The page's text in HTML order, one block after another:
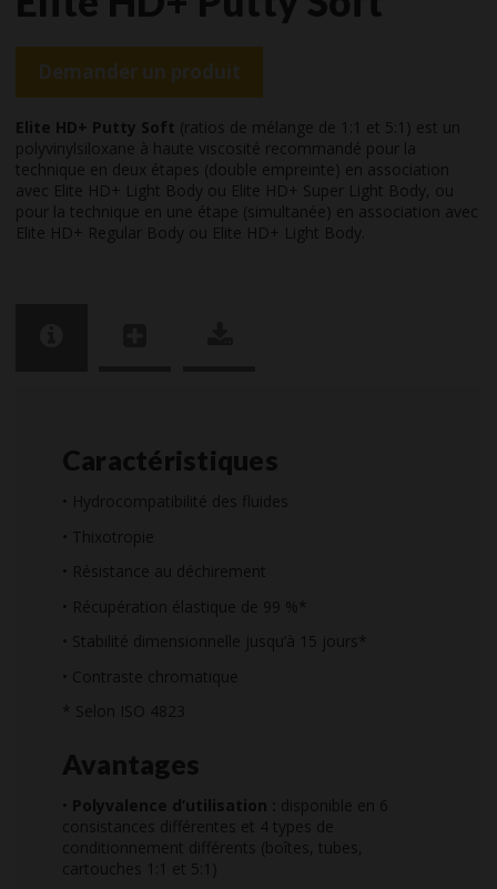
Demander un produit
Elite HD+ Putty Soft (ratios de mélange de 1:1 et 5:1) est un
polyvinylsiloxane à haute viscosité recommandé pour la
technique en deux étapes (double empreinte) en association
avec Elite HD+ Light Body ou Elite HD+ Super Light Body, ou
pour la technique en une étape (simultanée) en association avec
Elite HD+ Regular Body ou Elite HD+ Light Body.
Caractéristiques
• Hydrocompatibilité des fluides
• Thixotropie
• Résistance au déchirement
• Récupération élastique de 99 %*
• Stabilité dimensionnelle jusqu’à 15 jours*
• Contraste chromatique
* Selon ISO 4823
Avantages
• Polyvalence d’utilisation :
disponible en 6
consistances différentes et 4 types de
conditionnement différents (boîtes, tubes,
cartouches 1:1 et 5:1)